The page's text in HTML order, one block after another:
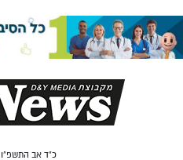
כ"ד אב התשפ"ו, 07/08/2026